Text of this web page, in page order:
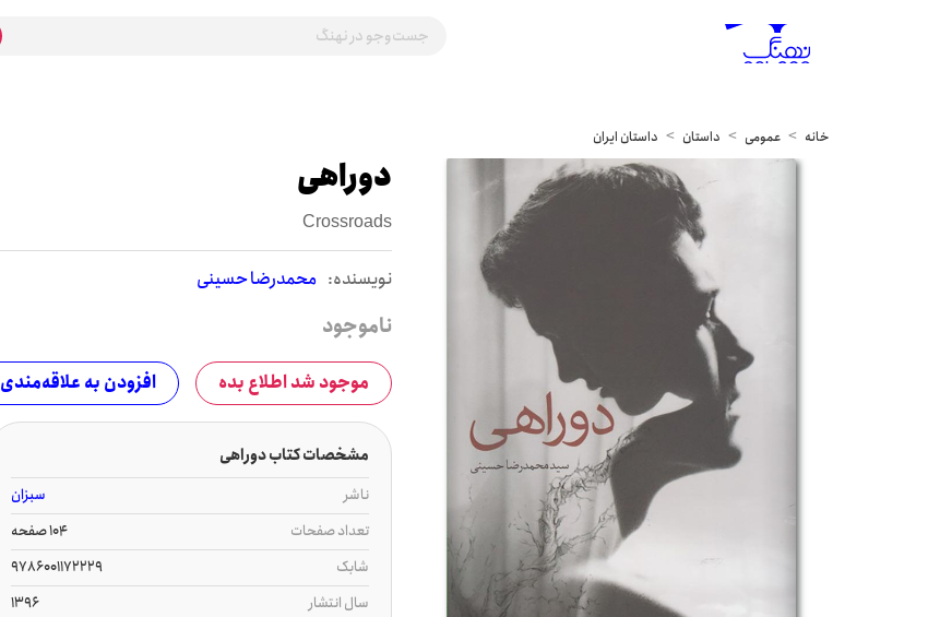
خانه عمومی داستان داستان ایران
دوراهی
Crossroads
نويسنده: محمدرضا حسینی
ناموجود
موجود شد اطلاع بده افزودن به علاقه‌مندی
مشخصات کتاب دوراهی
ناشر
سبزان
تعداد صفحات
104 صفحه
شابک
9786001172229
سال انتشار
1396